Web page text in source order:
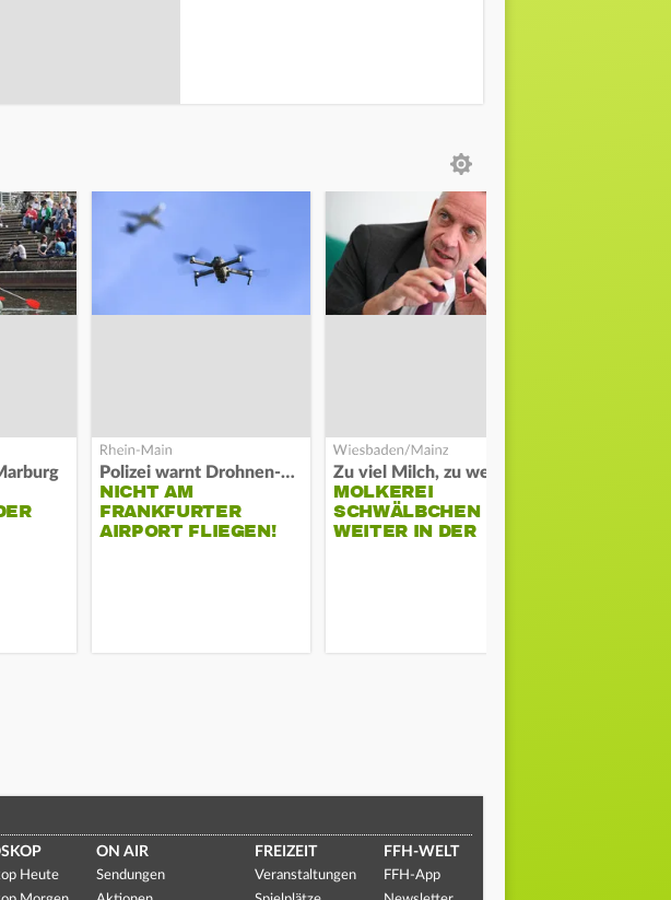
Polizei warnt Drohnen-Besitzer
NICHT AM
FRANKFURTER
AIRPORT FLIEGEN!
MOLKEREI
SCHWÄLBCHEN
WEITER IN DER
Heute
ON AIR
Sendungen
FREIZEIT
Veranstaltungen
FFH-WELT
FFH-App